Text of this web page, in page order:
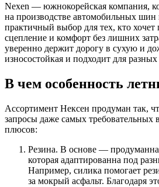
Nexen — южнокорейская компания,
на производстве автомобильных шин
практичный выбор для тех, кто хочет
сцепление и комфорт без лишних
уверенно держит дорогу в сухую и
износостойкая и подходит для
В чем особенность
Ассортимент Нексен продуман так,
запросы даже самых требовательных
плюсов:
Резина. В основе —
которая адаптированна под
Например, силика помогает
за мокрый асфальт. Благодаря